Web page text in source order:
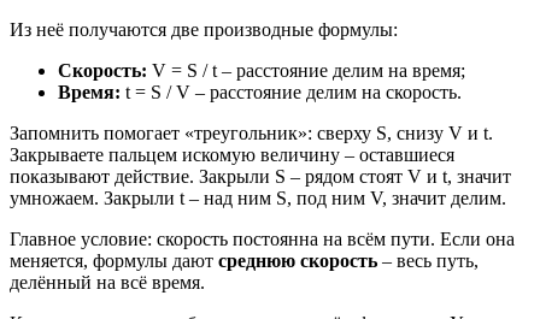
Из неё получаются две производные формулы:
Скорость: V = S / t – расстояние делим на время;
Время: t = S / V – расстояние делим на скорость.
Запомнить помогает «треугольник»: сверху S, снизу V и t.
Закрываете пальцем искомую величину – оставшиеся
показывают действие. Закрыли S – рядом стоят V и t, значит
умножаем. Закрыли t – над ним S, под ним V, значит делим.
Главное условие: скорость постоянна на всём пути. Если она
меняется, формулы дают среднюю скорость – весь путь,
делённый на всё время.